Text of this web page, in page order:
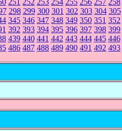
251 252 253 254 255 256 257 258
298 299 300 301 302 303 304 305
345 346 347 348 349 350 351 352
392 393 394 395 396 397 398 399
439 440 441 442 443 444 445 446
486 487 488 489 490 491 492 493